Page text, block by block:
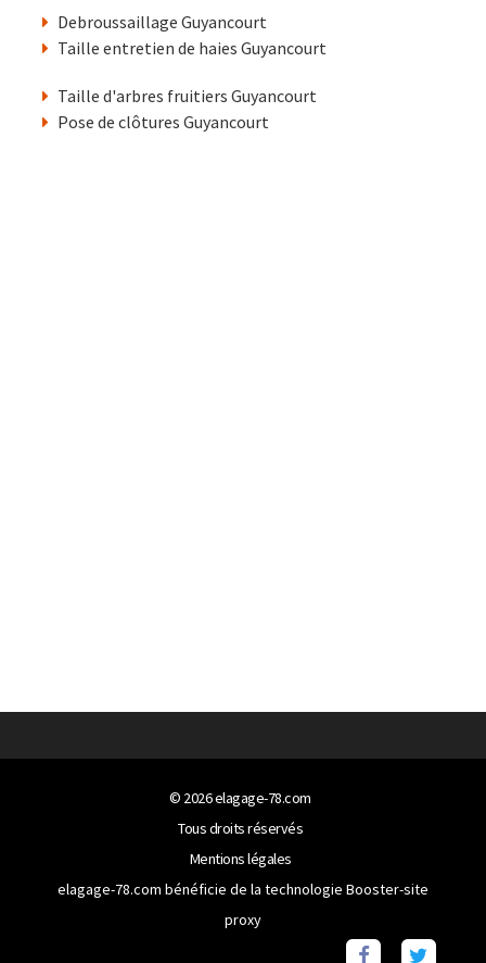
Debroussaillage Guyancourt
Taille entretien de haies Guyancourt
Taille d'arbres fruitiers Guyancourt
Pose de clôtures Guyancourt
© 2026elagage-78.com
Tous droits réservés
Mentions légales
elagage-78.com bénéficie de la technologie Booster-site
proxy